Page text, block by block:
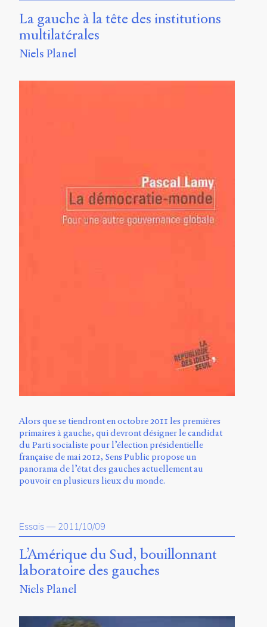
La gauche à la tête des institutions
multilatérales
Niels Planel
Alors que se tiendront en octobre 2011 les premières
primaires à gauche, qui devront désigner le candidat
du Parti socialiste pour l’élection présidentielle
française de mai 2012, Sens Public propose un
panorama de l’état des gauches actuellement au
pouvoir en plusieurs lieux du monde.
Essais — 2011/10/09
L’Amérique du Sud, bouillonnant
laboratoire des gauches
Niels Planel